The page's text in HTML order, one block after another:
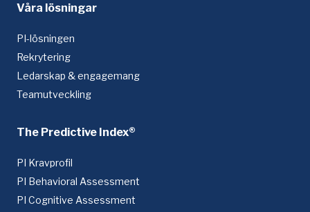
Våra lösningar
PI-lösningen
Rekrytering
Ledarskap & engagemang
Teamutveckling
The Predictive Index®
PI Kravprofil
PI Behavioral Assessment
PI Cognitive Assessment